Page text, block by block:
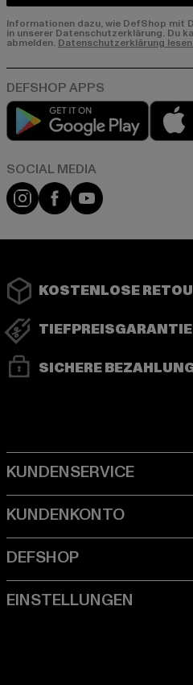
Informationen dazu, wie DefShop mit
in unserer Datenschutzerklärung. Du
abmelden. Datenschutzerklärung
Play
Instagram
FacebookYouTube
KOSTENLOSE
TIEFPREISGARANTIE
SICHERE